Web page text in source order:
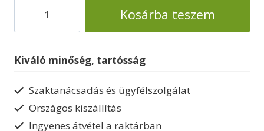
sütőlap
S-
mennyiség
Kosárba teszem
Kiváló minőség, tartósság
Szaktanácsadás és ügyfélszolgálat
Országos kiszállítás
Ingyenes átvétel a raktárban